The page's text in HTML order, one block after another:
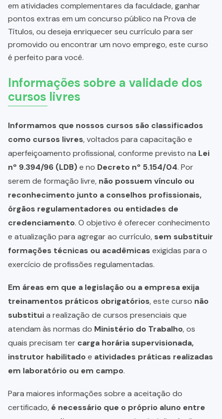
em atividades complementares da faculdade, ganhar
pontos extras em um concurso público na Prova de
Títulos, ou deseja enriquecer seu currículo para ser
promovido ou encontrar um novo emprego, este curso
é perfeito para você.
Informações sobre a validade dos
cursos livres
Informamos que nossos cursos são classificados
como cursos livres, voltados para capacitação e
aperfeiçoamento profissional, conforme previsto na Lei
nº 9.394/96 (LDB)e no Decreto nº 5.154/04. Por
serem de formação livre, não possuem vínculo ou
reconhecimento junto a conselhos profissionais,
órgãos regulamentadores ou entidades de
credenciamento. O objetivo é oferecer conhecimento
e atualização para agregar ao currículo, sem substituir
formações técnicas ou acadêmicas exigidas para o
exercício de profissões regulamentadas.
Em áreas em que a legislação ou a empresa exija
treinamentos práticos obrigatórios, este curso não
substituia realização de cursos presenciais que
atendam às normas do Ministério do Trabalho, os
quais precisam ter carga horária supervisionada,
instrutor habilitadoe atividades práticas realizadas
em laboratório ou em campo.
Para maiores informações sobre a aceitação do
certificado, é necessário que o próprio aluno entre